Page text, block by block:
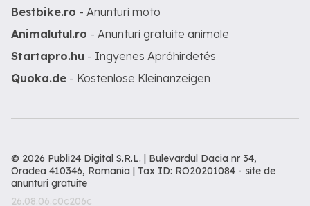
Bestbike.ro - Anunturi moto
Animalutul.ro - Anunturi gratuite animale
Startapro.hu - Ingyenes Apróhirdetés
Quoka.de - Kostenlose Kleinanzeigen
© 2026 Publi24 Digital S.R.L. | Bulevardul Dacia nr 34,
Oradea 410346, Romania | Tax ID: RO20201084 - site de
anunturi gratuite
26.08.06.c0c206c